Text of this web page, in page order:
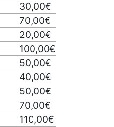
30,00€
70,00€
20,00€
100,00€
50,00€
40,00€
50,00€
70,00€
110,00€